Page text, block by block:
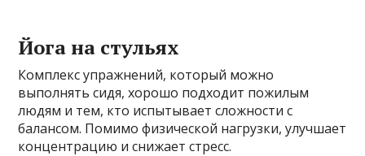
Йога на стульях
Комплекс упражнений, который можно
выполнять сидя, хорошо подходит пожилым
людям и тем, кто испытывает сложности с
балансом. Помимо физической нагрузки, улучшает
концентрацию и снижает стресс.